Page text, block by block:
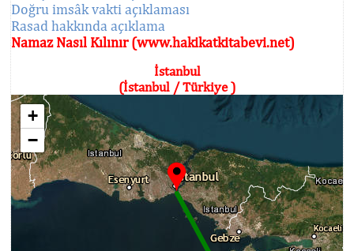
Doğru imsâk vakti açıklaması
Rasad hakkında açıklama
Namaz Nasıl Kılınır (www.hakikatkitabevi.net)
İstanbul
(İstanbul / Türkiye )
+
−